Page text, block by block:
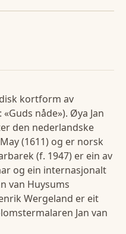
kortform av
nåde»). Øya Jan
den nederlandske
(1611) og er norsk
(f. 1947) er ein av
og ein internasjonalt
van Huysums
Wergeland er eit
Jan van